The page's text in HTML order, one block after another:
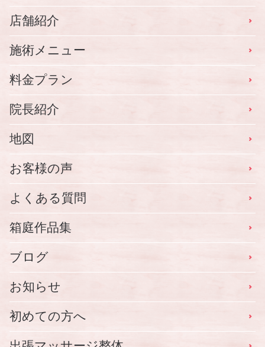
店舗紹介
施術メニュー
料金プラン
院長紹介
地図
お客様の声
よくある質問
箱庭作品集
ブログ
お知らせ
初めての方へ